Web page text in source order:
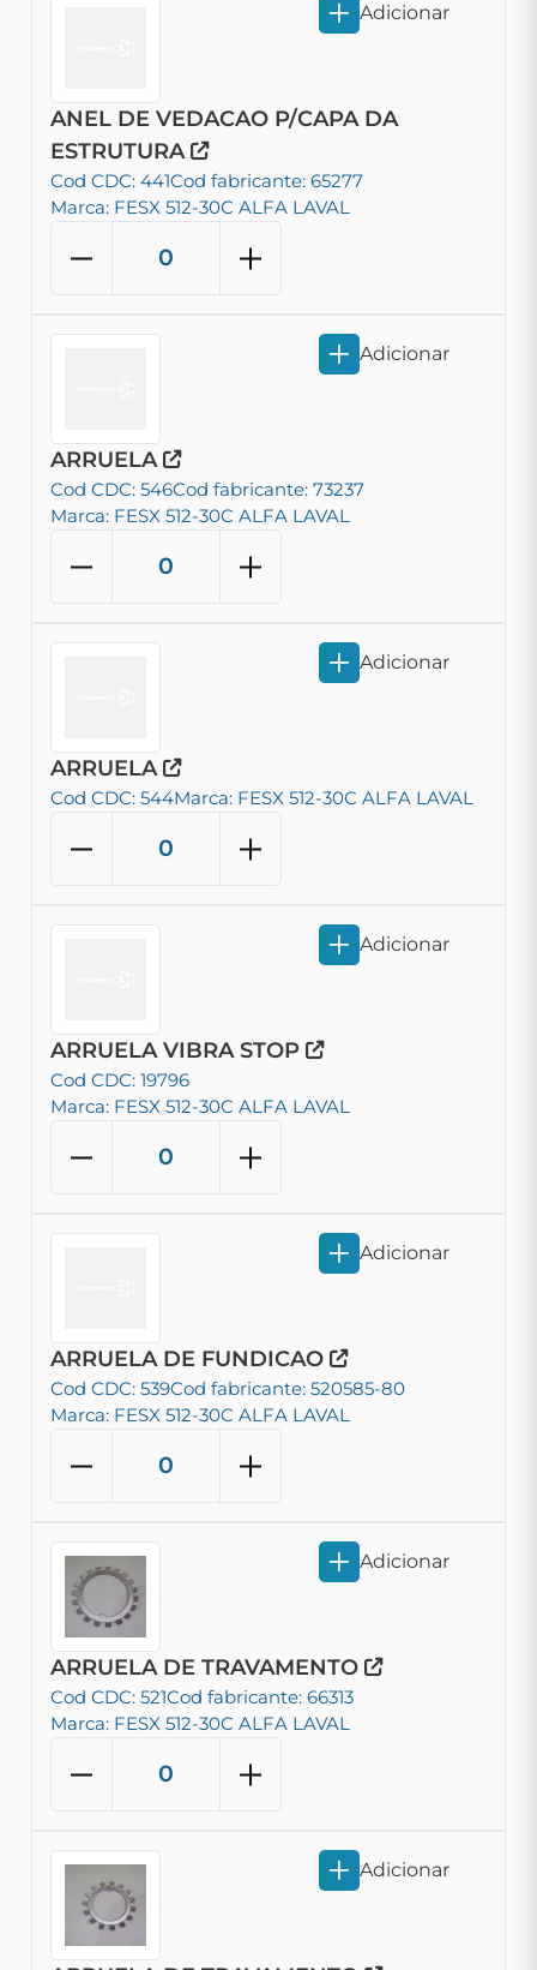
ANEL DE VEDACAO P/CAPA DA
ESTRUTURA
Cod CDC: 441Cod fabricante: 65277
Marca: FESX 512-30C ALFA LAVAL
Adicionar
ARRUELA
Cod CDC: 546Cod fabricante: 73237
Marca: FESX 512-30C ALFA LAVAL
Adicionar
ARRUELA
Cod CDC: 544Marca: FESX 512-30C ALFA LAVAL
Adicionar
ARRUELA VIBRA STOP
Cod CDC: 19796
Marca: FESX 512-30C ALFA LAVAL
Adicionar
ARRUELA DE FUNDICAO
Cod CDC: 539Cod fabricante: 520585-80
Marca: FESX 512-30C ALFA LAVAL
Adicionar
ARRUELA DE TRAVAMENTO
Cod CDC: 521Cod fabricante: 66313
Marca: FESX 512-30C ALFA LAVAL
Adicionar
Adicionar